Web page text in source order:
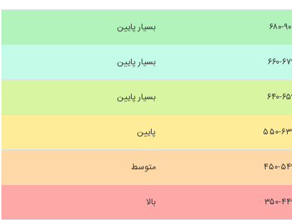
۹۰۰ بسیار پایین
۶۷۹ بسیار پایین
۶۵۹ بسیار پایین
۶۳۹ پایین
۵۴۹ متوسط
۴۴۹ بالا